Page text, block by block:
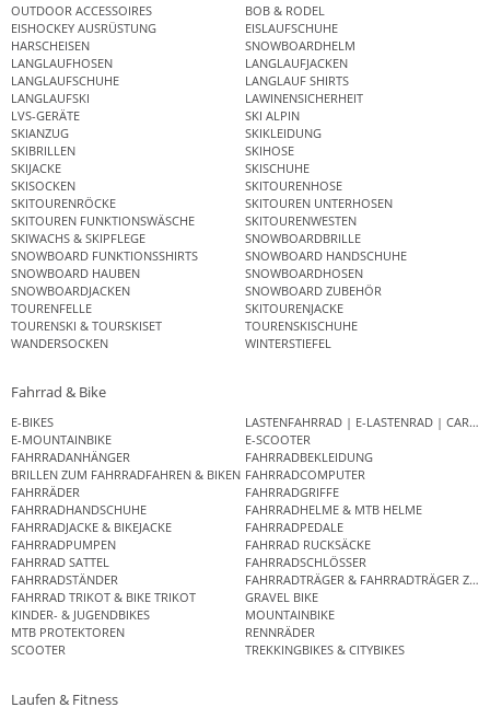
OUTDOOR ACCESSOIRES
BOB & RODEL
EISHOCKEY AUSRÜSTUNG
EISLAUFSCHUHE
HARSCHEISEN
SNOWBOARDHELM
LANGLAUFHOSEN
LANGLAUFJACKEN
LANGLAUFSCHUHE
LANGLAUF SHIRTS
LANGLAUFSKI
LAWINENSICHERHEIT
LVS-GERÄTE
SKI ALPIN
SKIANZUG
SKIKLEIDUNG
SKIBRILLEN
SKIHOSE
SKIJACKE
SKISCHUHE
SKISOCKEN
SKITOURENHOSE
SKITOURENRÖCKE
SKITOUREN UNTERHOSEN
SKITOUREN FUNKTIONSWÄSCHE
SKITOURENWESTEN
SKIWACHS & SKIPFLEGE
SNOWBOARDBRILLE
SNOWBOARD FUNKTIONSSHIRTS
SNOWBOARD HANDSCHUHE
SNOWBOARD HAUBEN
SNOWBOARDHOSEN
SNOWBOARDJACKEN
SNOWBOARD ZUBEHÖR
TOURENFELLE
SKITOURENJACKE
TOURENSKI & TOURSKISET
TOURENSKISCHUHE
WANDERSOCKEN
WINTERSTIEFEL
Fahrrad & Bike
E-BIKES
LASTENFAHRRAD | E-LASTENRAD |
E-MOUNTAINBIKE
E-SCOOTER
FAHRRADANHÄNGER
FAHRRADBEKLEIDUNG
BRILLEN ZUM FAHRRADFAHREN & BIKEN FAHRRADCOMPUTER
FAHRRÄDER
FAHRRADGRIFFE
FAHRRADHANDSCHUHE
FAHRRADHELME & MTB HELME
FAHRRADJACKE & BIKEJACKE
FAHRRADPEDALE
FAHRRADPUMPEN
FAHRRAD RUCKSÄCKE
FAHRRAD SATTEL
FAHRRADSCHLÖSSER
FAHRRADSTÄNDER
FAHRRADTRÄGER & FAHRRADTRÄGER
FAHRRAD TRIKOT & BIKE TRIKOT
GRAVEL BIKE
KINDER- & JUGENDBIKES
MOUNTAINBIKE
MTB PROTEKTOREN
RENNRÄDER
SCOOTER
TREKKINGBIKES & CITYBIKES
Laufen & Fitness